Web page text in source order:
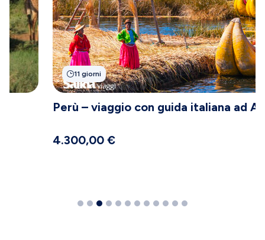
11 giorni
Perù – viaggio con guida italiana ad Agosto
4.300,00€